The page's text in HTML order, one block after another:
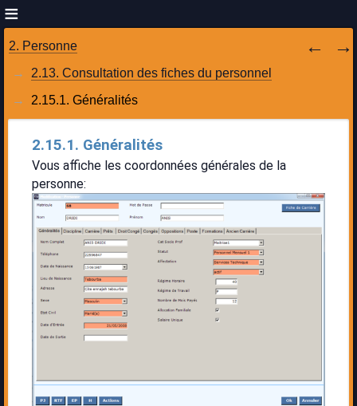
2. Personne
2.13. Consultation des fiches du personnel
2.15.1. Généralités
2.15.1. Généralités
Vous affiche les coordonnées générales de la
personne: